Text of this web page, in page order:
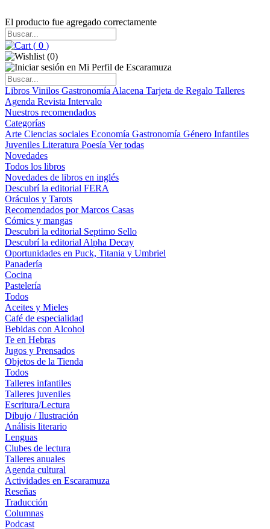
El producto fue agregado correctamente
( 0 )
(0)
Libros Vinilos Gastronomía Alacena Tarjeta de Regalo Talleres
Agenda Revista Intervalo
Nuestros recomendados
Categorías
Arte Ciencias sociales Economía Gastronomía Género Infantiles
Juveniles Literatura Poesía Ver todas
Novedades
Todos los libros
Novedades de libros en inglés
Descubrí la editorial FERA
Oráculos y Tarots
Recomendados por Marcos Casas
Cómics y mangas
Descubri la editorial Septimo Sello
Descubrí la editorial Alpha Decay
Oportunidades en Puck, Titania y Umbriel
Panadería
Cocina
Pastelería
Todos
Aceites y Mieles
Café de especialidad
Bebidas con Alcohol
Te en Hebras
Jugos y Prensados
Objetos de la Tienda
Todos
Talleres infantiles
Talleres juveniles
Escritura/Lectura
Dibujo / Ilustración
Análisis literario
Lenguas
Clubes de lectura
Talleres anuales
Agenda cultural
Actividades en Escaramuza
Reseñas
Traducción
Columnas
Podcast